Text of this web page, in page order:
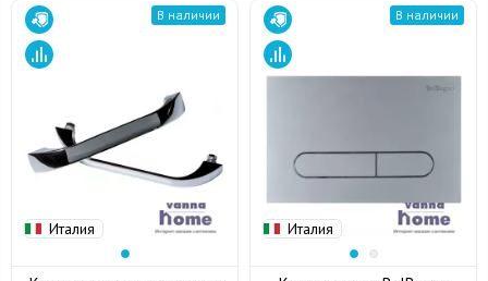
Италия
В наличии
Италия
В наличии